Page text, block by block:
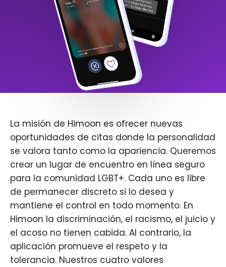
La misión de Himoon es ofrecer nuevas
oportunidades de citas donde la personalidad
se valora tanto como la apariencia. Queremos
crear un lugar de encuentro en línea seguro
para la comunidad LGBT+. Cada uno es libre
de permanecer discreto si lo desea y
mantiene el control en todo momento. En
Himoon la discriminación, el racismo, el juicio y
el acoso no tienen cabida. Al contrario, la
aplicación promueve el respeto y la
tolerancia. Nuestros cuatro valores